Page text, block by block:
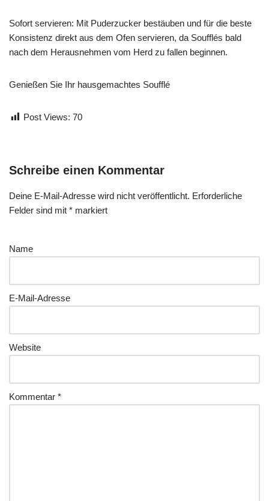
Sofort servieren: Mit Puderzucker bestäuben und für die beste
Konsistenz direkt aus dem Ofen servieren, da Soufflés bald
nach dem Herausnehmen vom Herd zu fallen beginnen.
Genießen Sie Ihr hausgemachtes Soufflé
Post Views: 70
Schreibe einen Kommentar
Deine E-Mail-Adresse wird nicht veröffentlicht. Erforderliche
Felder sind mit * markiert
Name
E-Mail-Adresse
Website
Kommentar *